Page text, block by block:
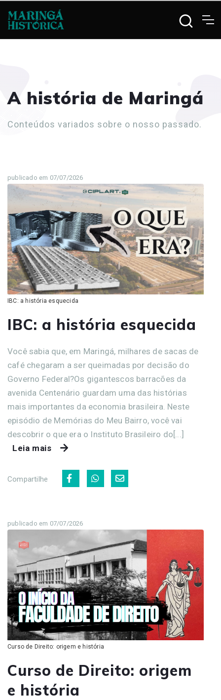
A história de Maringá
Conteúdos variados sobre o nosso passado.
publicado em 07/07/2026
IBC: a história esquecida
IBC: a história esquecida
Você sabia que, em Maringá, milhares de sacas de
café chegaram a ser queimadas por decisão do
Governo Federal?Os gigantescos barracões da
avenida Centenário guardam uma das histórias
mais importantes da economia brasileira. Neste
episódio de Memórias do Meu Bairro, você vai
descobrir o que era o Instituto Brasileiro do[...]
Leia mais
Compartilhe
publicado em 07/07/2026
Curso de Direito: origem e história
Curso de Direito: origem
e história